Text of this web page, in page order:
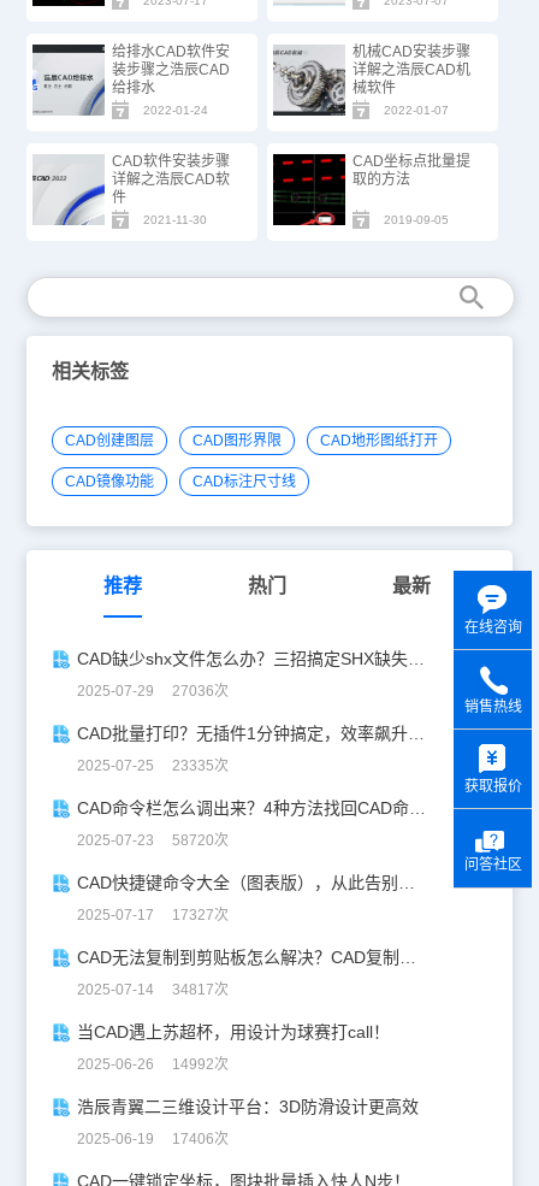
给排水CAD软件安
装步骤之浩辰CAD
给排水
2022-01-24
机械CAD安装步骤
详解之浩辰CAD机
械软件
2022-01-07
CAD软件安装步骤
详解之浩辰CAD软
件
2021-11-30
CAD坐标点批量提
取的方法
2019-09-05
相关标签
CAD创建图层 CAD图形界限 CAD地形图纸打开
CAD镜像功能 CAD标注尺寸线
推荐 热门 最新
CAD缺少shx文件怎么办？三招搞定SHX缺失难题
2025-07-29 27036次
CAD批量打印？无插件1分钟搞定，效率飙升90%！
2025-07-25 23335次
CAD命令栏怎么调出来？4种方法找回CAD命令栏
2025-07-23 58720次
2025-07-17 17327次
2025-07-14 34817次
当CAD遇上苏超杯，用设计为球赛打call！
2025-06-26 14992次
浩辰青翼二三维设计平台：3D防滑设计更高效
2025-06-19 17406次
CAD一键锁定坐标，图块批量插入快人N步！
在线咨询
销售热线
获取报价
问答社区